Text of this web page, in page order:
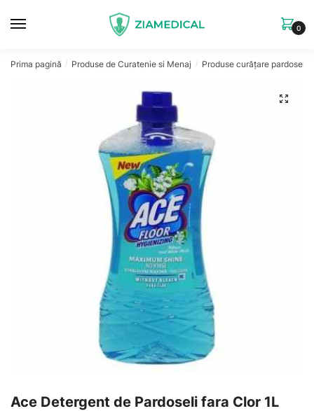
0
Prima pagină / Produse de Curatenie si Menaj / Produse curățare pardoseli
🔍
Ace Detergent de Pardoseli fara Clor 1L